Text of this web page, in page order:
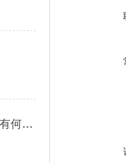
雷达流速仪与传统流量计相比有何不同？